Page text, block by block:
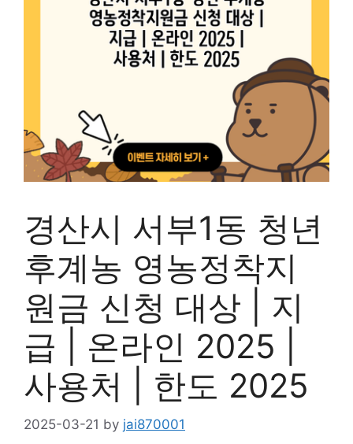
경산시 서부1동 청년
후계농 영농정착지
원금 신청 대상 | 지
급 | 온라인 2025 |
사용처 | 한도 2025
2025-03-21 by jai870001